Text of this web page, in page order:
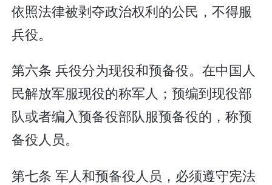
依照法律被剥夺政治权利的公民，不得服
兵役。
第六条 兵役分为现役和预备役。在中国人
民解放军服现役的称军人；预编到现役部
队或者编入预备役部队服预备役的，称预
备役人员。
第七条 军人和预备役人员，必须遵守宪法